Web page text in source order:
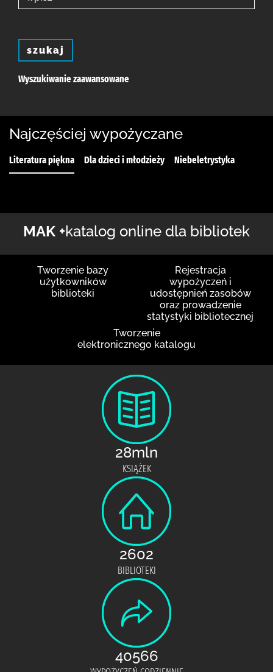
szukaj
Wyszukiwanie zaawansowane
Najczęściej wypożyczane
Literatura piękna Dla dzieci i młodzieży Niebeletrystyka
MAK +katalog online dla bibliotek
Tworzenie bazy
użytkowników
biblioteki
Rejestracja
wypożyczeń i
udostępnień zasobów
oraz prowadzenie
statystyki bibliotecznej
Tworzenie
elektronicznego katalogu
28mln
KSIĄŻEK
2602
BIBLIOTEKI
40566